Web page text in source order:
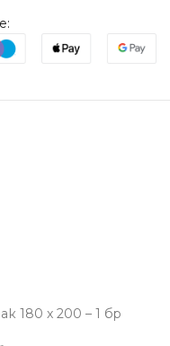
180 x 200 – 1 бр